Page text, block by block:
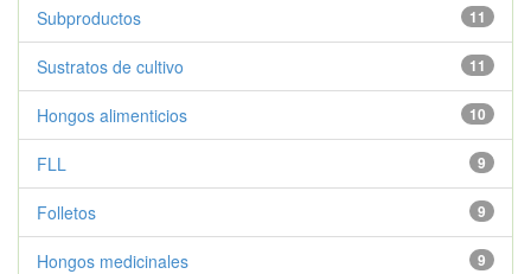
11
Subproductos
11
Sustratos de cultivo
10
Hongos alimenticios
9
FLL
9
Folletos
9
Hongos medicinales